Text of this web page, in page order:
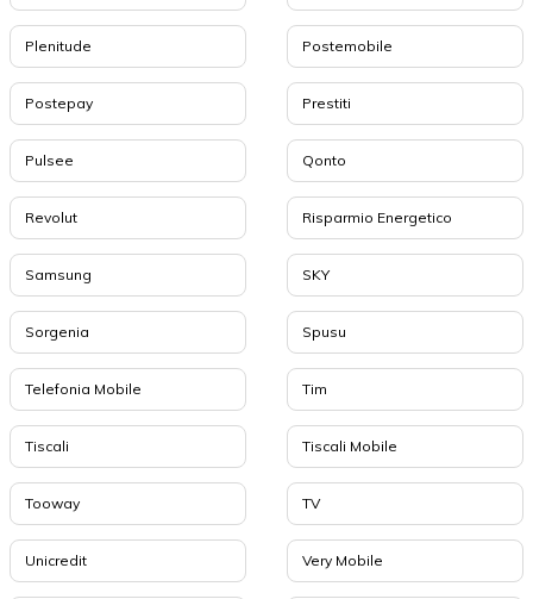
Plenitude Postemobile
Postepay Prestiti
Pulsee Qonto
Revolut Risparmio Energetico
Samsung SKY
Sorgenia Spusu
Telefonia Mobile Tim
Tiscali Tiscali Mobile
Tooway TV
Unicredit Very Mobile